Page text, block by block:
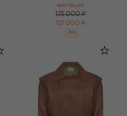
BEST-SELLER
173 000 ₽
121 000 ₽
-30%